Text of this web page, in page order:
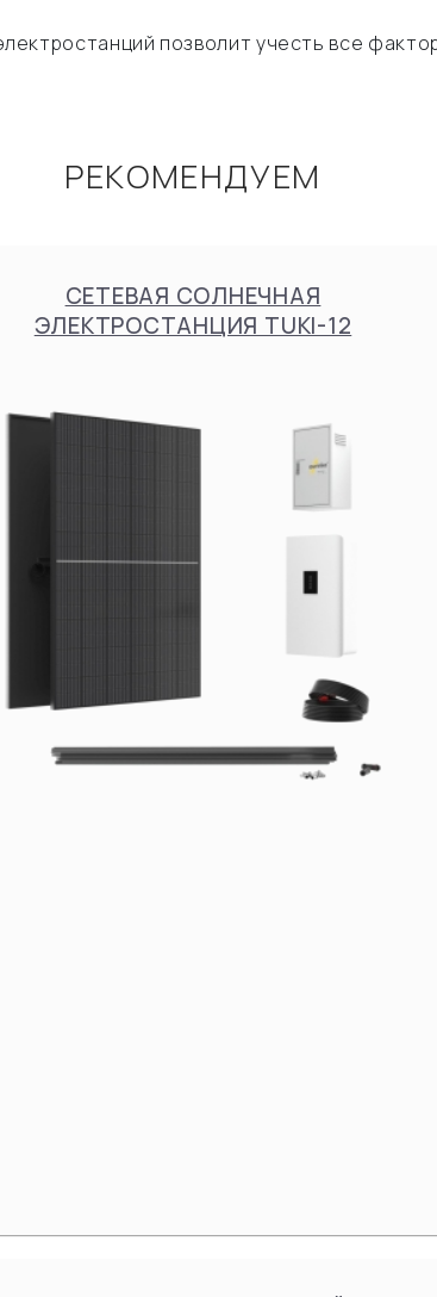
позволит учесть все
РЕКОМЕНДУЕМ
СЕТЕВАЯ СОЛНЕЧНАЯ
ЭЛЕКТРОСТАНЦИЯ TUKI-12